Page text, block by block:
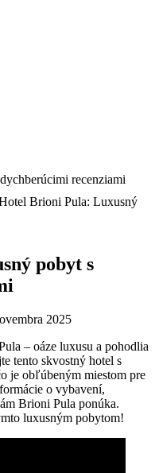
Brioni Pula: Luxusný
pobyt s
2025
– oáze luxusu a pohodlia
tento skvostný hotel s
je obľúbeným miestom pre
o vybavení,
Brioni Pula ponúka.
luxusným pobytom!